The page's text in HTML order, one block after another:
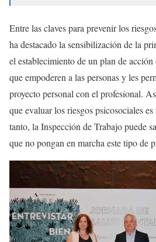
Entre las claves para prevenir los
ha destacado la sensibilización de la
el establecimiento de un plan de
que empoderen a las personas y les
proyecto personal con el profesional.
que evaluar los riesgos psicosociales
tanto, la Inspección de Trabajo puede
que no pongan en marcha este tipo de